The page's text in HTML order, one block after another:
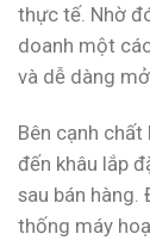
thực tế. Nhờ
doanh một
và dễ dàng
Bên cạnh chất
đến khâu lắp
sau bán hàng.
thống máy